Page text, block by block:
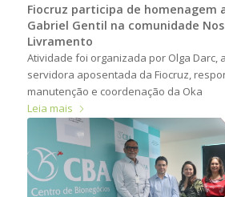
Fiocruz participa de homenagem
Gabriel Gentil na comunidade
Livramento
Atividade foi organizada por Olga Darc,
servidora aposentada da Fiocruz,
manutenção e coordenação da Oka
Leia mais